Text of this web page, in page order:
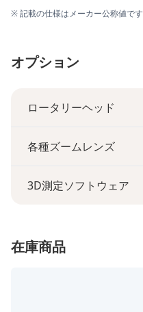
※ 記載の仕様はメーカー公称値で
オプション
ロータリーヘッド
各種ズームレンズ
3D測定ソフトウェア
在庫商品